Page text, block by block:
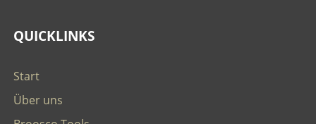
QUICKLINKS
Start
Über uns